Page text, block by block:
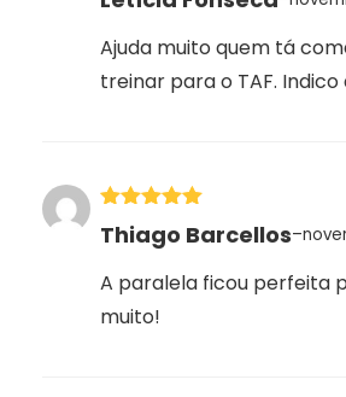
de 5
Ajuda muito quem tá
treinar para o TAF. Indico
Avaliação 5
de 5
Thiago Barcellos–
A paralela ficou perfeita
muito!